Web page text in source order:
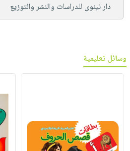
دار نينوى للدراسات والنشر والتوزيع
وسائل تعليمية